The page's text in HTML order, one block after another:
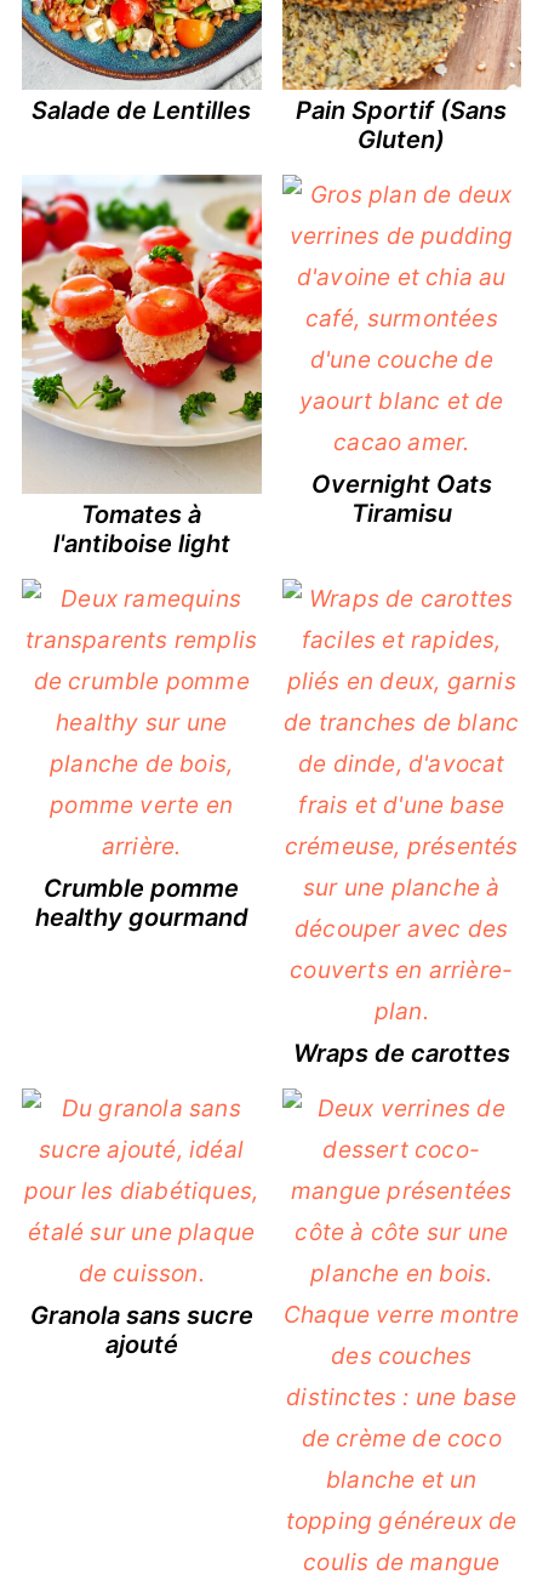
Salade de Lentilles
Pain Sportif (Sans
Gluten)
Tomates à
l'antiboise light
Overnight Oats
Tiramisu
Crumble pomme
healthy gourmand
Wraps de carottes
Granola sans sucre
ajouté